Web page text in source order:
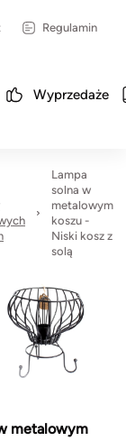
Regulamin
Wyprzedaże
Lampa
solna w
metalowym
koszu -
Niski kosz z
solą
metalowym